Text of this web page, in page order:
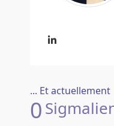
... Et actuellement
0